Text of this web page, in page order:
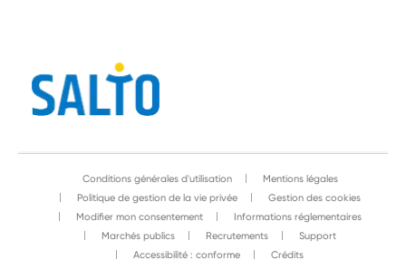
Conditions générales d'utilisation
Mentions légales
Politique de gestion de la vie privée
Gestion des cookies
Modifier mon consentement
Informations réglementaires
Marchés publics
Recrutements
Support
Accessibilité : conforme
Crédits